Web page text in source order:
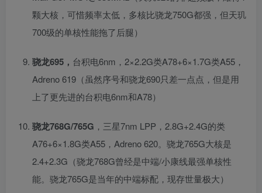
颗大核，可惜频率太低，多核比骁龙750G都强，但天玑
700级的单核性能拖了后腿）
骁龙695， 台积电6nm，2×2.2G类A78+6×1.7G类A55，
Adreno 619（虽然序号和骁龙690只差一点点，但是用
上了更先进的台积电6nm和A78）
骁龙768G/765G ，三星7nm LPP，2.8G+2.4G的类
A76+6×1.8G类A55，Adreno 620。骁龙765G大核是
2.4+2.3G（骁龙768G曾经是中端/小康线最强单核性
能。骁龙765G是当年的中端标配，现存世量极大）